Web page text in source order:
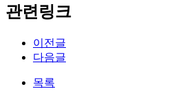
관련링크
이전글
다음글
목록